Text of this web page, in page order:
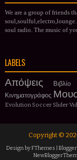
We are a group of friends
soul radio. The music of
LABELS
Απόψεις Βιβλίο
Κινηματογράφος
Evolution Soccer Slider
Copyright ©
Design byFThemes |